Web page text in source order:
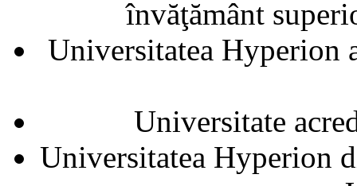
învăţământ
Universitatea Hyperion
Universitate
Universitatea Hyperion